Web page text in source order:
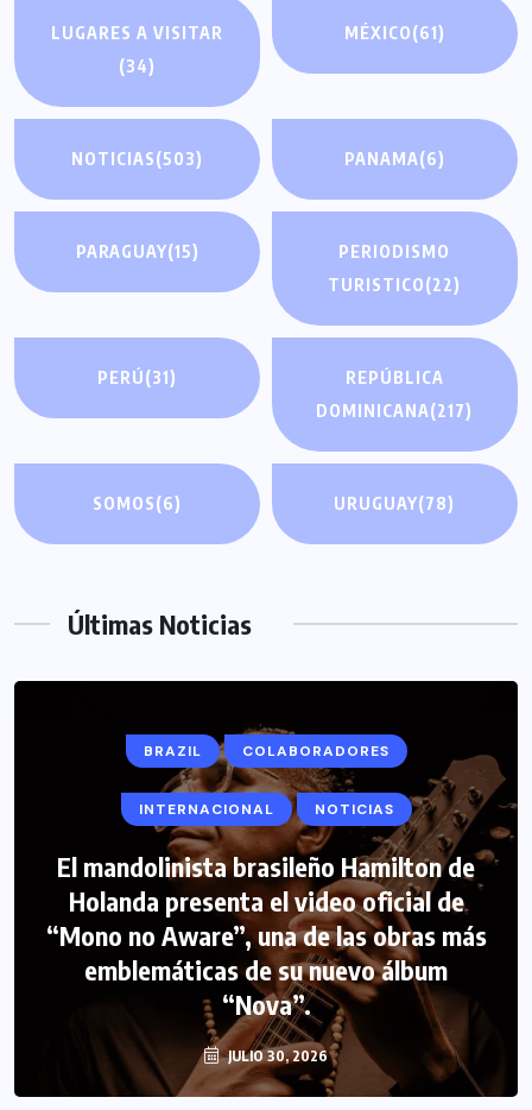
LUGARES A VISITAR
(34)
MÉXICO(61)
NOTICIAS(503) PANAMA(6)
PARAGUAY(15)
PERIODISMO
TURISTICO(22)
PERÚ(31)
REPÚBLICA
DOMINICANA(217)
SOMOS(6) URUGUAY(78)
Últimas Noticias
BRAZIL COLABORADORES
INTERNACIONAL NOTICIAS
El mandolinista brasileño Hamilton de
Holanda presenta el video oficial de
“Mono no Aware”, una de las obras más
emblemáticas de su nuevo álbum
“Nova”.
JULIO 30, 2026